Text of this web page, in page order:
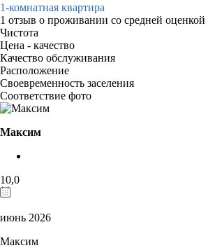
1-комнатная квартира
1 отзыв о проживании со средней оценкой
Чистота
Цена - качество
Качество обслуживания
Расположение
Своевременность заселения
Соответствие фото
Максим
10,0
июнь 2026
Максим